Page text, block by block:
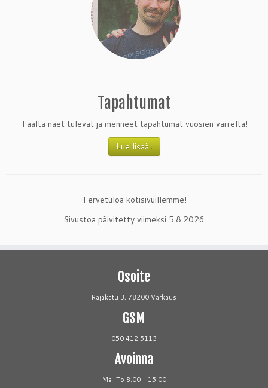
Tapahtumat
Täältä näet tulevat ja menneet tapahtumat vuosien varrelta!
Lue lisää..
Tervetuloa kotisivuillemme!
Sivustoa päivitetty viimeksi 5.8.2026
Osoite
Rajakatu 3, 78200 Varkaus
GSM
050 412 5113
Avoinna
Ma-To 8.00 – 15.00